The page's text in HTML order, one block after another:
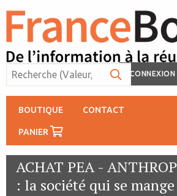
CONNEXION
BOUTIQUE CONTACT
PANIER
ACHAT PEA -
: la société qui se